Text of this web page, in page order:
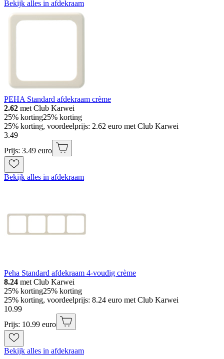
Bekijk alles in afdekraam
PEHA Standard afdekraam crème
2.62 met Club Karwei
25% korting25% korting
25% korting, voordeelprijs: 2.62 euro met Club Karwei
3.49
Prijs: 3.49 euro
Bekijk alles in afdekraam
Peha Standard afdekraam 4-voudig crème
8.24 met Club Karwei
25% korting25% korting
25% korting, voordeelprijs: 8.24 euro met Club Karwei
10.99
Prijs: 10.99 euro
Bekijk alles in afdekraam